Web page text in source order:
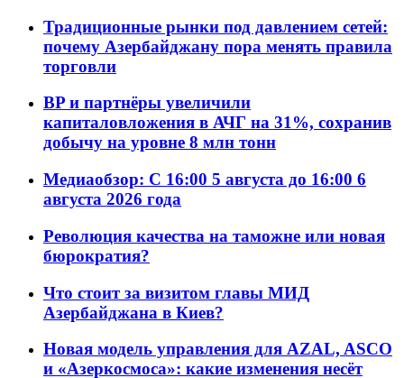
Традиционные рынки под давлением сетей:
почему Азербайджану пора менять правила
торговли
BP и партнёры увеличили
капиталовложения в АЧГ на 31%, сохранив
добычу на уровне 8 млн тонн
Медиаобзор: С 16:00 5 августа до 16:00 6
августа 2026 года
Революция качества на таможне или новая
бюрократия?
Что стоит за визитом главы МИД
Азербайджана в Киев?
Новая модель управления для AZAL, ASCO
и «Азеркосмоса»: какие изменения несёт